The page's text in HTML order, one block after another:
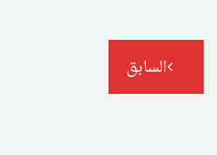
تصفّح
المقالات
السابق